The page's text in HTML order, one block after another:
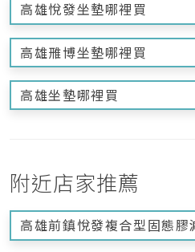
高雄悅發坐墊哪裡買
高雄雃博坐墊哪裡買
高雄坐墊哪裡買
附近店家推薦
高雄前鎮悅發複合型固態